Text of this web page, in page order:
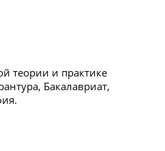
теории и практике
Бакалавриат,